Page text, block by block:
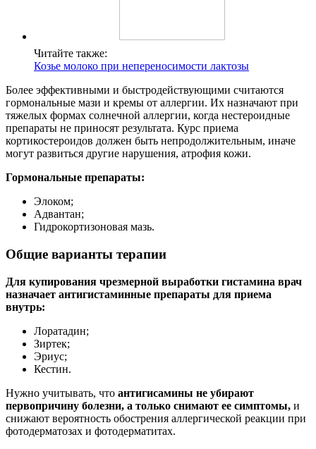
Читайте также:
Козье молоко при непереносимости лактозы
Более эффективными и быстродействующими считаются
гормональные мази и кремы от аллергии. Их назначают при
тяжелых формах солнечной аллергии, когда нестероидные
препараты не приносят результата. Курс приема
кортикостероидов должен быть непродолжительным, иначе
могут развиться другие нарушения, атрофия кожи.
Гормональные препараты:
Элоком;
Адвантан;
Гидрокортизоновая мазь.
Общие варианты терапии
Для купирования чрезмерной выработки гистамина врач
назначает антигистаминные препараты для приема
внутрь:
Лоратадин;
Зиртек;
Эриус;
Кестин.
Нужно учитывать, что антигисамины не убирают
первопричину болезни, а только снимают ее симптомы, и
снижают вероятность обострения аллергической реакции при
фотодерматозах и фотодерматитах.